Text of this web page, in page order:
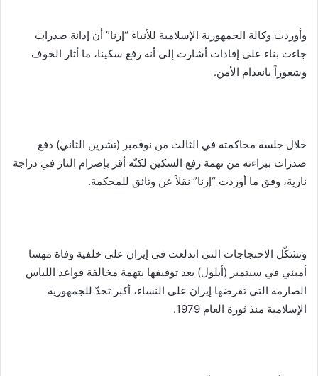
وأوردت وكالة الجمهورية الإسلامية للأنباء “إرنا” أن إدانة صدرات
جاءت بناء على إفادات أشارت إلى أنه رفع سكينا، ما أثار الخوف
وشعوراً بانعدام الأمن.
خلال جلسة محاكمته في الثالث من نوفمبر (تشرين الثاني) دفع
صدرات ببراءته من تهمة رفع السكين لكنّه أقر بإضرام النار في دراجة
نارية، وفق ما أوردت “إرنا” نقلاً عن وثائق للمحكمة.
وتشكّل الاحتجاجات التي اندلعت في إيران على خلفية وفاة مهسا
أميني في سبتمبر (أيلول) بعد توقيفها بتهمة مخالفة قواعد اللباس
الصارمة التي تفرضها إيران على النساء، أكبر تحدّ للجمهورية
الإسلامية منذ ثورة العام 1979.